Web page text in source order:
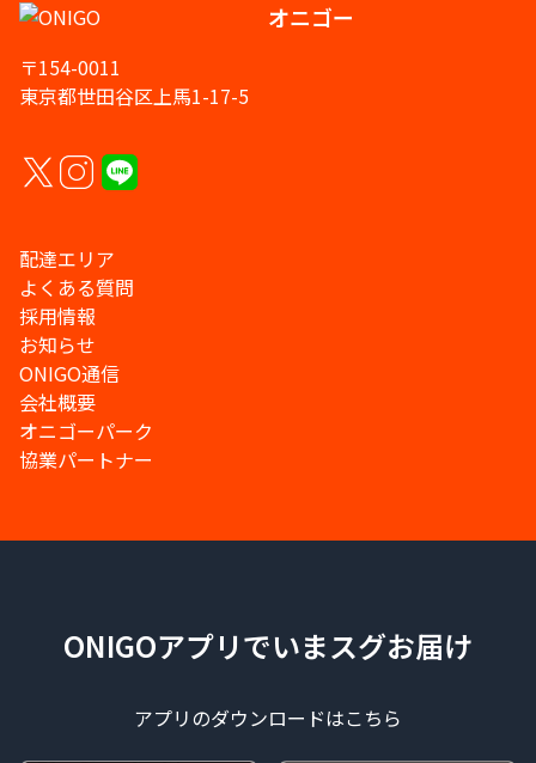
オニゴー
〒154-0011
東京都世田谷区上馬1-17-5
配達エリア
よくある質問
採用情報
お知らせ
ONIGO通信
会社概要
オニゴーパーク
協業パートナー
ONIGOアプリでいまスグお届け
アプリのダウンロードはこちら